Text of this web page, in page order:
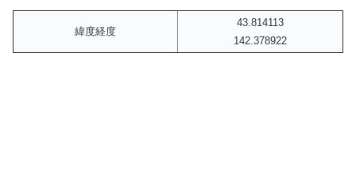
緯度経度
43.814113
142.378922